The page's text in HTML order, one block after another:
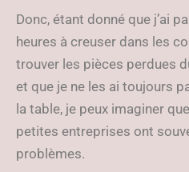
Donc, étant donné que j’ai
heures à creuser dans les
trouver les pièces perdues
et que je ne les ai toujours
la table, je peux imaginer
petites entreprises ont
problèmes.